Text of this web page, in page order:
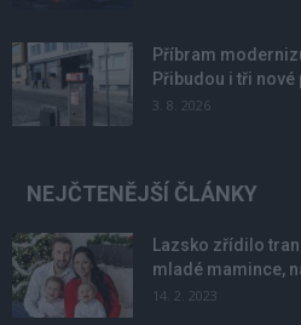
Příbram
Přibudou i tři
3. 8. 2026
NEJČTENĚJŠÍ ČLÁNKY
Lazsko zřídilo
mladé mamince,
14. 2. 2023